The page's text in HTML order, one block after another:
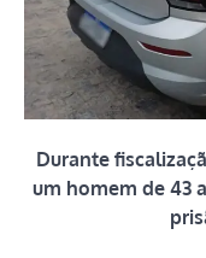
Durante
um homem de 43